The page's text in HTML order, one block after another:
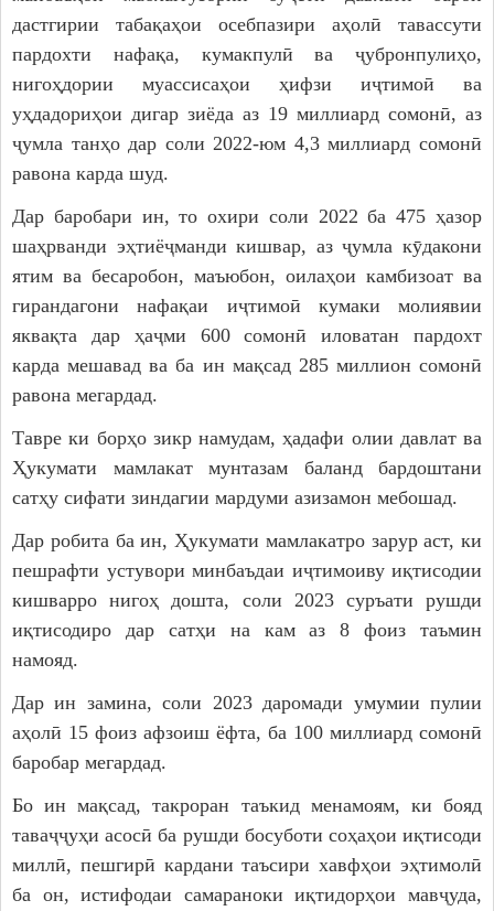
дастгирии табақаҳои осебпазири аҳолӣ тавассути
пардохти нафақа, кумакпулӣ ва ҷубронпулиҳо,
нигоҳдории муассисаҳои ҳифзи иҷтимоӣ ва
уҳдадориҳои дигар зиёда аз 19 миллиард сомонӣ, аз
ҷумла танҳо дар соли 2022-юм 4,3 миллиард сомонӣ
равона карда шуд.
Дар баробари ин, то охири соли 2022 ба 475 ҳазор
шаҳрванди эҳтиёҷманди кишвар, аз ҷумла кӯдакони
ятим ва бесаробон, маъюбон, оилаҳои камбизоат ва
гирандагони нафақаи иҷтимоӣ кумаки молиявии
яквақта дар ҳаҷми 600 сомонӣ иловатан пардохт
карда мешавад ва ба ин мақсад 285 миллион сомонӣ
равона мегардад.
Тавре ки борҳо зикр намудам, ҳадафи олии давлат ва
Ҳукумати мамлакат мунтазам баланд бардоштани
сатҳу сифати зиндагии мардуми азизамон мебошад.
Дар робита ба ин, Ҳукумати мамлакатро зарур аст, ки
пешрафти устувори минбаъдаи иҷтимоиву иқтисодии
кишварро нигоҳ дошта, соли 2023 суръати рушди
иқтисодиро дар сатҳи на кам аз 8 фоиз таъмин
намояд.
Дар ин замина, соли 2023 даромади умумии пулии
аҳолӣ 15 фоиз афзоиш ёфта, ба 100 миллиард сомонӣ
баробар мегардад.
Бо ин мақсад, такроран таъкид менамоям, ки бояд
таваҷҷуҳи асосӣ ба рушди босуботи соҳаҳои иқтисоди
миллӣ, пешгирӣ кардани таъсири хавфҳои эҳтимолӣ
ба он, истифодаи самараноки иқтидорҳои мавҷуда,